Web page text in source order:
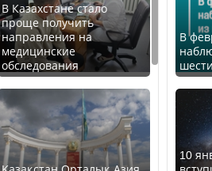
В Казахстане стало
проще получить
направления на
медицинские
обследования
В
10